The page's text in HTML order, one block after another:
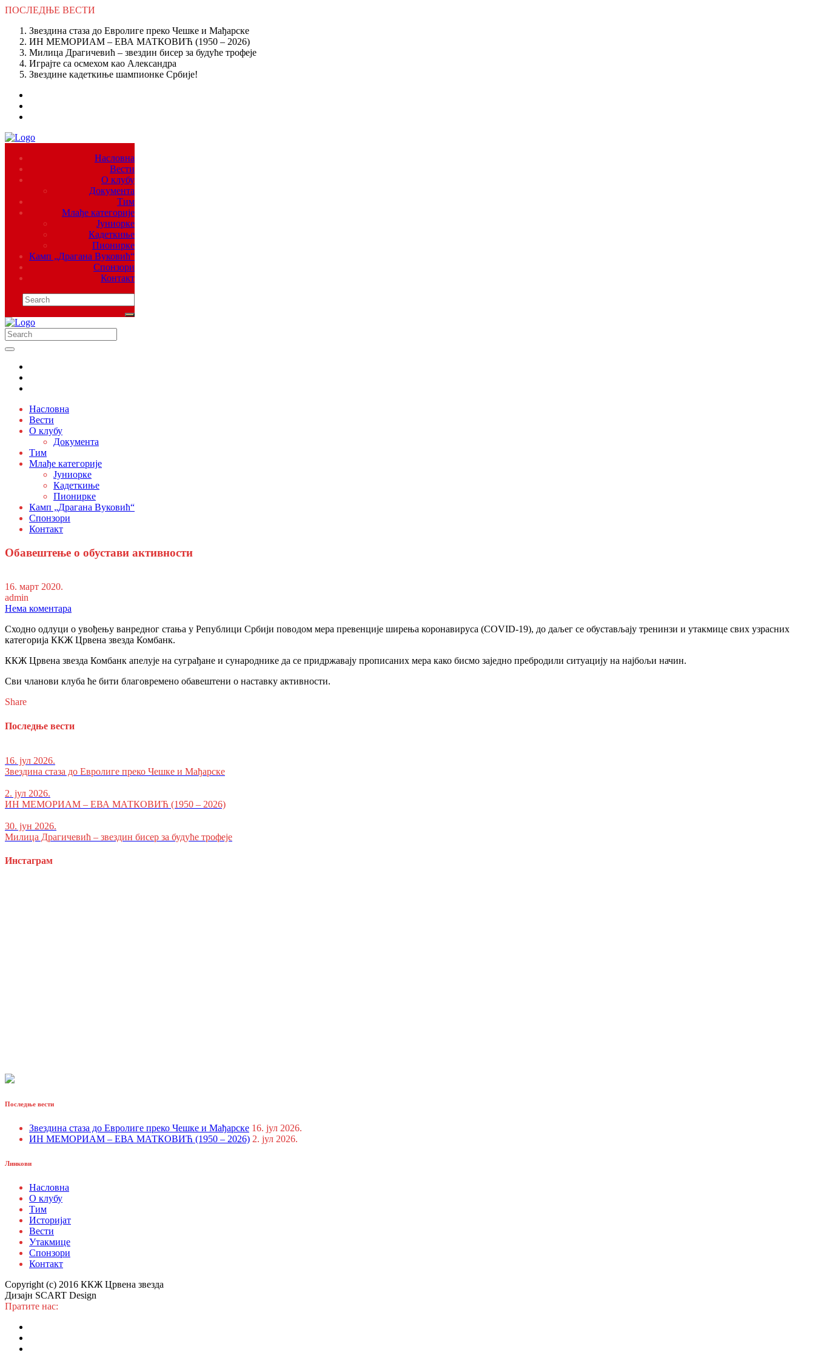
ПОСЛЕДЊЕ ВЕСТИ
Звездина стаза до Евролиге преко Чешке и Мађарске
ИН МЕМОРИАМ – ЕВА МАТКОВИЋ (1950 – 2026)
Милица Драгичевић – звездин бисер за будуће трофеје
Играјте са осмехом као Александра
Звездине кадеткиње шампионке Србије!
Насловна
Вести
О клубу
Документа
Тим
Млађе категорије
Јуниорке
Кадеткиње
Пионирке
Камп „Драгана Вуковић“
Спонзори
Контакт
Насловна
Вести
О клубу
Документа
Тим
Млађе категорије
Јуниорке
Кадеткиње
Пионирке
Камп „Драгана Вуковић“
Спонзори
Контакт
Обавештење о обустави активности
16. март 2020.
admin
Нема коментара
Сходно одлуци о увођењу ванредног стања у Републици Србији поводом мера превенције ширења коронавируса (COVID-19), до даљег се обустављају тренинзи и утакмице свих узрасних
категорија ККЖ Црвена звезда Комбанк.
ККЖ Црвена звезда Комбанк апелује на суграђане и сународнике да се придржавају прописаних мера како бисмо заједно пребродили ситуацију на најбољи начин.
Сви чланови клуба ће бити благовремено обавештени о наставку активности.
Share
Последње вести
16. јул 2026.
Звездина стаза до Евролиге преко Чешке и Мађарске
2. јул 2026.
ИН МЕМОРИАМ – ЕВА МАТКОВИЋ (1950 – 2026)
30. јун 2026.
Милица Драгичевић – звездин бисер за будуће трофеје
Инстаграм
Последње вести
Звездина стаза до Евролиге преко Чешке и Мађарске 16. јул 2026.
ИН МЕМОРИАМ – ЕВА МАТКОВИЋ (1950 – 2026) 2. јул 2026.
Линкови
Насловна
О клубу
Тим
Историјат
Вести
Утакмице
Спонзори
Контакт
Copyright (c) 2016 ККЖ Црвена звезда
Дизајн SCART Design
Пратите нас: